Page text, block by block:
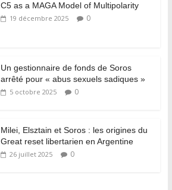
C5 as a MAGA Model of Multipolarity
19 décembre 2025 0
Un gestionnaire de fonds de Soros
arrêté pour « abus sexuels sadiques »
5 octobre 2025 0
Milei, Elsztain et Soros : les origines du
Great reset libertarien en Argentine
26 juillet 2025 0